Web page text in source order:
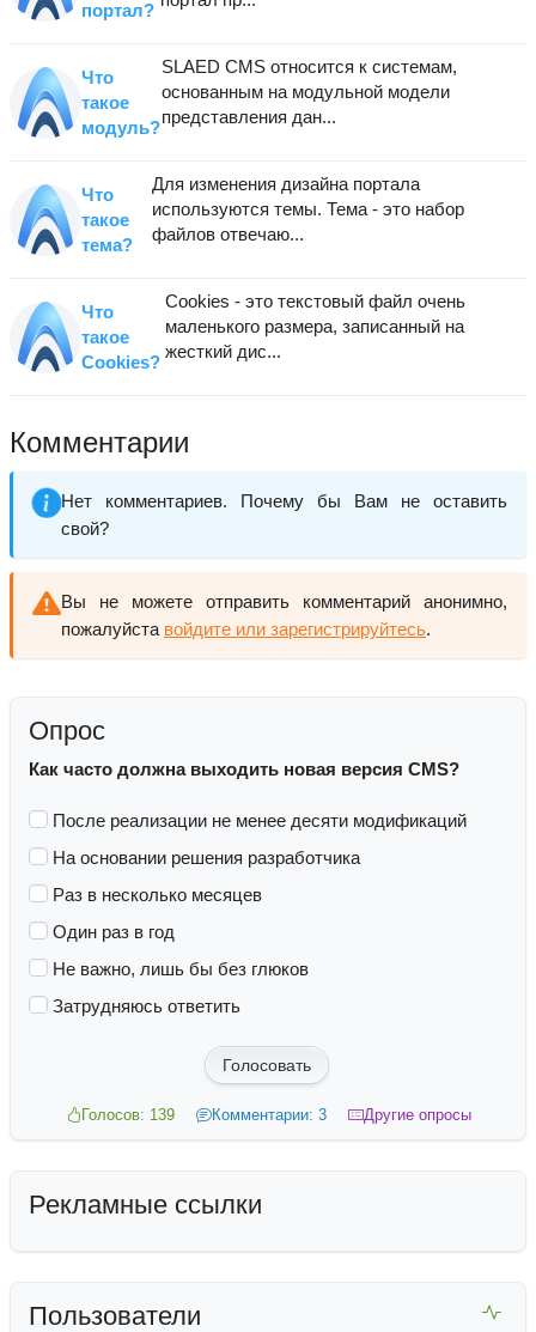
портал?
Что
такое
модуль?
SLAED CMS относится к системам,
основанным на модульной модели
представления дан...
Что
такое
тема?
Для изменения дизайна портала
используются темы. Тема - это набор
файлов отвечаю...
Что
такое
Cookies?
Cookies - это текстовый файл очень
маленького размера, записанный на
жесткий дис...
Комментарии
Нет комментариев. Почему бы Вам не оставить
свой?
Вы не можете отправить комментарий анонимно,
пожалуйста войдите или зарегистрируйтесь.
Опрос
Как часто должна выходить новая версия CMS?
После реализации не менее десяти модификаций
На основании решения разработчика
Раз в несколько месяцев
Один раз в год
Не важно, лишь бы без глюков
Затрудняюсь ответить
Голосовать
Голосов: 139 Комментарии: 3 Другие опросы
Рекламные ссылки
Пользователи